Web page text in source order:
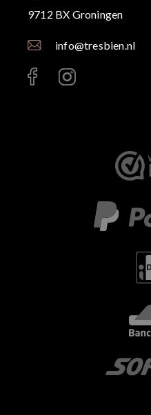
9712 BX Groningen
info@tresbien.nl